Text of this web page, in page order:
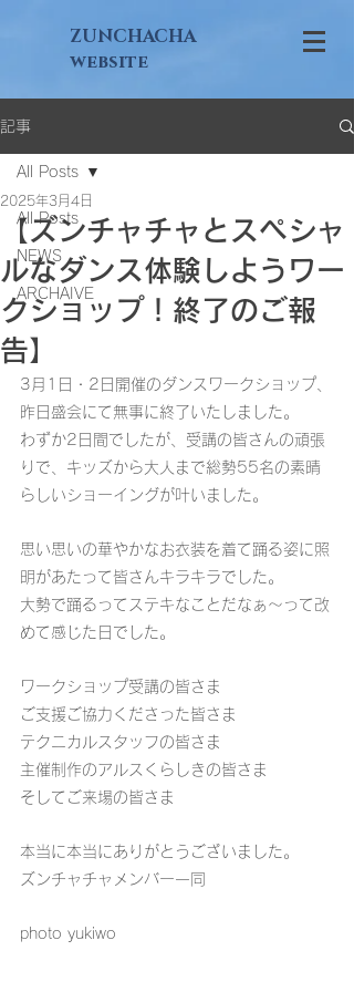
ZUNCHACHA
website
記事
All Posts
NEWS
ARCHAIVE
All Posts
【ズンチャチャとスペシャ
ルなダンス体験しようワー
クショップ！終了のご報
告】
2025年3月4日
3月1日・2日開催のダンスワークショップ、
昨日盛会にて無事に終了いたしました。
わずか2日間でしたが、受講の皆さんの頑張
りで、キッズから大人まで総勢55名の素晴
らしいショーイングが叶いました。
思い思いの華やかなお衣装を着て踊る姿に照
明があたって皆さんキラキラでした。
大勢で踊るってステキなことだなぁ〜って改
めて感じた日でした。
ワークショップ受講の皆さま
ご支援ご協力くださった皆さま
テクニカルスタッフの皆さま
主催制作のアルスくらしきの皆さま
そしてご来場の皆さま
本当に本当にありがとうございました。
ズンチャチャメンバー一同
photo yukiwo